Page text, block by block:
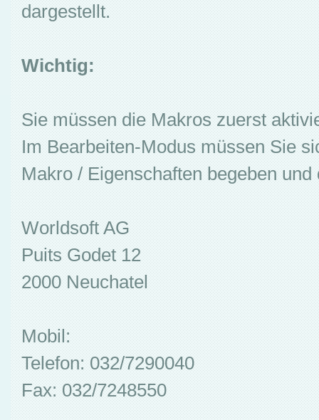
dargestellt.
Wichtig:
Sie müssen die Makros zuerst
Im Bearbeiten-Modus müssen Sie
Makro / Eigenschaften begeben
Worldsoft AG
Puits Godet 12
2000 Neuchatel
Mobil:
Telefon: 032/7290040
Fax: 032/7248550